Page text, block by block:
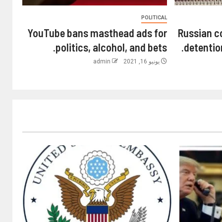
Russian
POLITICAL
YouTube bans masthead ads for
politics, alcohol, and bets.
يونيو 16, 2021 admin